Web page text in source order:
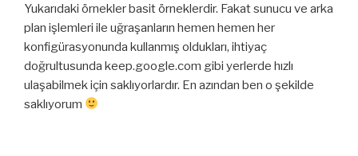
Yukarıdaki örnekler basit örneklerdir. Fakat sunucu ve arka
plan işlemleri ile uğraşanların hemen hemen her
konfigürasyonunda kullanmış oldukları, ihtiyaç
doğrultusunda keep.google.com gibi yerlerde hızlı
ulaşabilmek için saklıyorlardır. En azından ben o şekilde
saklıyorum